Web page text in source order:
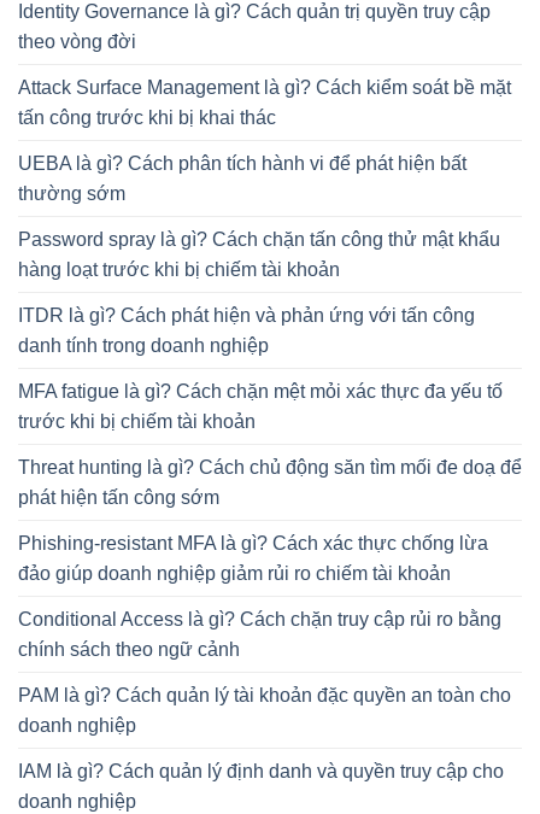
Identity Governance là gì? Cách quản trị quyền truy cập
theo vòng đời
Attack Surface Management là gì? Cách kiểm soát bề mặt
tấn công trước khi bị khai thác
UEBA là gì? Cách phân tích hành vi để phát hiện bất
thường sớm
Password spray là gì? Cách chặn tấn công thử mật khẩu
hàng loạt trước khi bị chiếm tài khoản
ITDR là gì? Cách phát hiện và phản ứng với tấn công
danh tính trong doanh nghiệp
MFA fatigue là gì? Cách chặn mệt mỏi xác thực đa yếu tố
trước khi bị chiếm tài khoản
Threat hunting là gì? Cách chủ động săn tìm mối đe doạ để
phát hiện tấn công sớm
Phishing-resistant MFA là gì? Cách xác thực chống lừa
đảo giúp doanh nghiệp giảm rủi ro chiếm tài khoản
Conditional Access là gì? Cách chặn truy cập rủi ro bằng
chính sách theo ngữ cảnh
PAM là gì? Cách quản lý tài khoản đặc quyền an toàn cho
doanh nghiệp
IAM là gì? Cách quản lý định danh và quyền truy cập cho
doanh nghiệp